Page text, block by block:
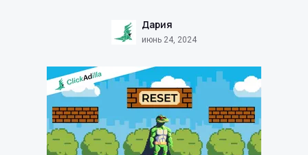
Дария
июнь 24, 2024